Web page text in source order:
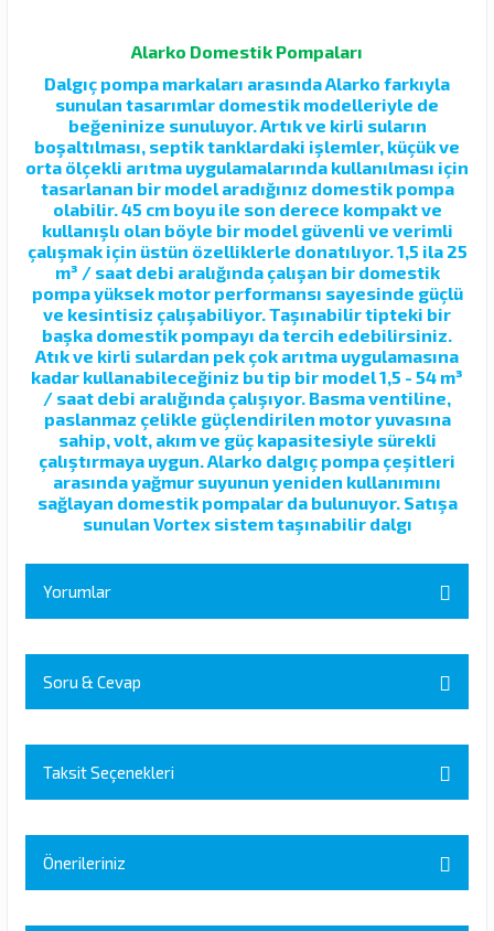
Alarko Domestik Pompaları
Dalgıç pompa markaları arasında Alarko farkıyla
sunulan tasarımlar domestik modelleriyle de
beğeninize sunuluyor. Artık ve kirli suların
boşaltılması, septik tanklardaki işlemler, küçük ve
orta ölçekli arıtma uygulamalarında kullanılması için
tasarlanan bir model aradığınız domestik pompa
olabilir. 45 cm boyu ile son derece kompakt ve
kullanışlı olan böyle bir model güvenli ve verimli
çalışmak için üstün özelliklerle donatılıyor. 1,5 ila 25
m³ / saat debi aralığında çalışan bir domestik
pompa yüksek motor performansı sayesinde güçlü
ve kesintisiz çalışabiliyor. Taşınabilir tipteki bir
başka domestik pompayı da tercih edebilirsiniz.
Atık ve kirli sulardan pek çok arıtma uygulamasına
kadar kullanabileceğiniz bu tip bir model 1,5 - 54 m³
/ saat debi aralığında çalışıyor. Basma ventiline,
paslanmaz çelikle güçlendirilen motor yuvasına
sahip, volt, akım ve güç kapasitesiyle sürekli
çalıştırmaya uygun. Alarko dalgıç pompa çeşitleri
arasında yağmur suyunun yeniden kullanımını
sağlayan domestik pompalar da bulunuyor. Satışa
sunulan Vortex sistem taşınabilir dalgı
Yorumlar
Yorum Yaz
Soru & Cevap
Ürün hakkında henüz soru sorulmamış.
Soru Sor
Taksit Seçenekleri
Önerileriniz